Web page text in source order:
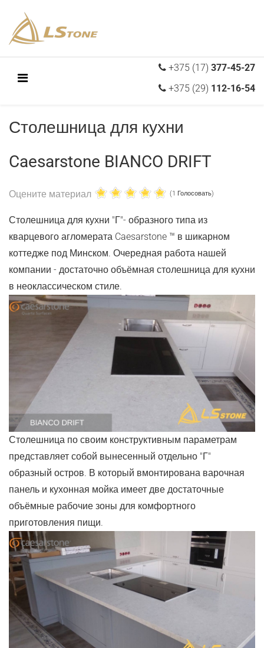
+375 (17) 377-45-27
+375 (29) 112-16-54
Столешница для кухни
Caesarstone BIANCO DRIFT
Оцените материал (1 Голосовать)
Столешница для кухни "Г"- образного типа из
кварцевого агломерата Caesarstone ™️ в шикарном
коттедже под Минском. Очередная работа нашей
компании - достаточно объёмная столешница для кухни
в неоклассическом стиле.
Столешница по своим конструктивным параметрам
представляет собой вынесенный отдельно "Г"
образный остров. В который вмонтирована варочная
панель и кухонная мойка имеет две достаточные
объёмные рабочие зоны для комфортного
приготовления пищи.